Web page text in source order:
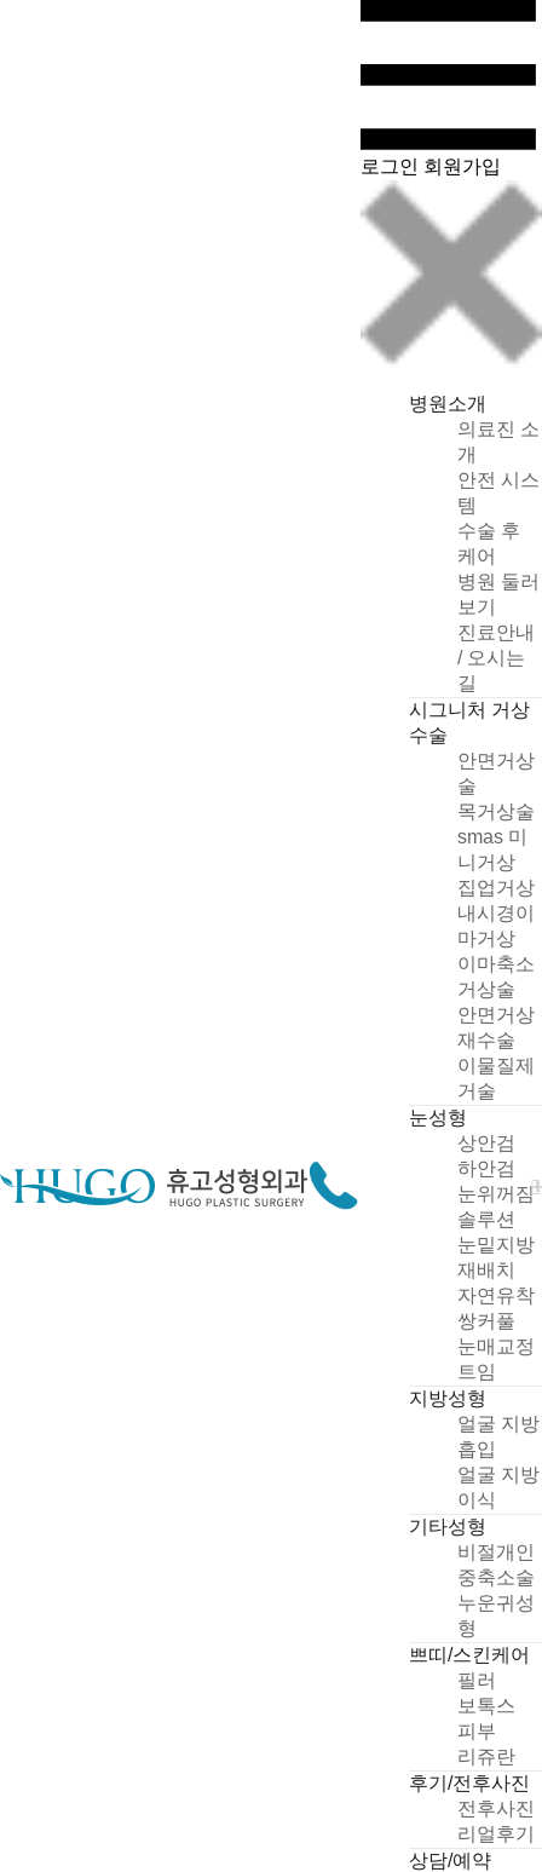
로그인 회원가입
병원소개
의료진 소
개
안전 시스
템
수술 후
케어
병원 둘러
보기
진료안내
/ 오시는
길
시그니처 거상
수술
안면거상
술
목거상술
smas 미
니거상
집업거상
내시경이
마거상
이마축소
거상술
안면거상
재수술
이물질제
거술
눈성형
상안검
하안검
눈위꺼짐
솔루션
눈밑지방
재배치
자연유착
쌍커풀
눈매교정
트임
지방성형
얼굴 지방
흡입
얼굴 지방
이식
기타성형
비절개인
중축소술
누운귀성
형
쁘띠/스킨케어
필러
보톡스
피부
리쥬란
후기/전후사진
전후사진
리얼후기
상담/예약